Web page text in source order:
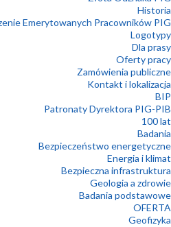
Historia
Emerytowanych Pracowników PIG
Logotypy
Dla prasy
Oferty pracy
Zamówienia publiczne
Kontakt i lokalizacja
BIP
Patronaty Dyrektora PIG-PIB
100 lat
Badania
Bezpieczeństwo energetyczne
Energia i klimat
Bezpieczna infrastruktura
Geologia a zdrowie
Badania podstawowe
OFERTA
Geofizyka